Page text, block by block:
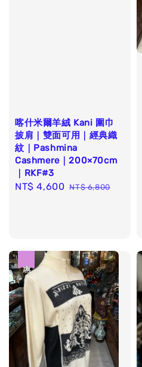
喀什米爾羊絨 Kani 圍巾
披肩｜雙面可用｜經典織
紋｜Pashmina
Cashmere｜200×70cm
｜RKF#3
Sale
NT$ 4,600 Regular
NT$ 6,800